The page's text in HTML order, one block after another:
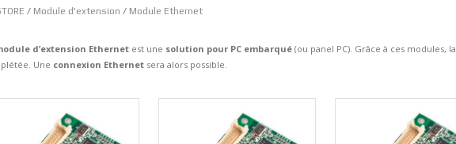
/ Module d'extension / Module Ethernet
d’extension Ethernet est une solution pour PC embarqué (ou panel PC). Grâce à ces modules, la
Une connexion Ethernet sera alors possible.